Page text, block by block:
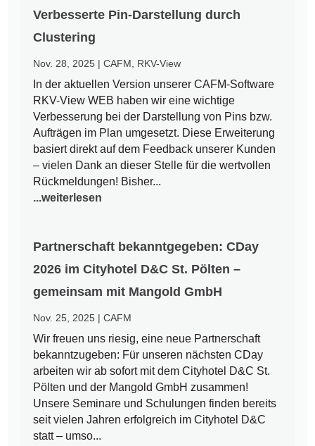
Verbesserte Pin-Darstellung durch
Clustering
Nov. 28, 2025 |CAFM RKV-View
In der aktuellen Version unserer CAFM-Software
RKV-View WEB haben wir eine wichtige
Verbesserung bei der Darstellung von Pins bzw.
Aufträgen im Plan umgesetzt. Diese Erweiterung
basiert direkt auf dem Feedback unserer Kunden
– vielen Dank an dieser Stelle für die wertvollen
Rückmeldungen! Bisher...
...weiterlesen
Partnerschaft bekanntgegeben: CDay
2026 im Cityhotel D&C St. Pölten –
gemeinsam mit Mangold GmbH
Nov. 25, 2025 |CAFM
Wir freuen uns riesig, eine neue Partnerschaft
bekanntzugeben: Für unseren nächsten CDay
arbeiten wir ab sofort mit dem Cityhotel D&C St.
Pölten und der Mangold GmbH zusammen!
Unsere Seminare und Schulungen finden bereits
seit vielen Jahren erfolgreich im Cityhotel D&C
statt – umso...